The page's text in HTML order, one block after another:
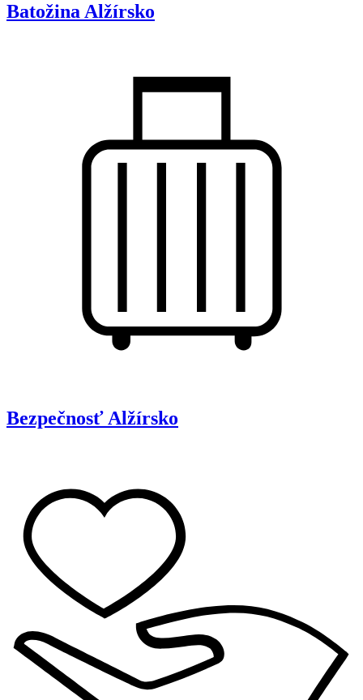
Batožina Alžírsko
BezpečnosťAlžírsko